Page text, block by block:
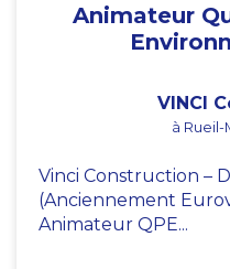
Animateur
VINCI
à Rueil-
Vinci Construction –
(Anciennement
Animateur QPE...